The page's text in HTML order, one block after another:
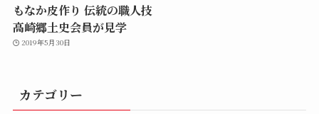
もなか皮作り 伝統の職人技
高崎郷土史会員が見学
2019年5月30日
カテゴリー